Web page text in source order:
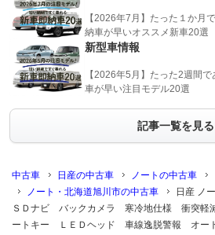
【2026年7月】たった１か月
納車が早いオススメ新車20選
新型車情報
【2026年5月】たった2週間
車が早い注目モデル20選
記事一覧を見る
中古車 日産の中古車 ノートの中古車
ノート・北海道旭川市の中古車
日産 ノ
ＳＤナビ バックカメラ 寒冷地仕様 衝突
ートキー ＬＥＤヘッド 車線逸脱警報 オー